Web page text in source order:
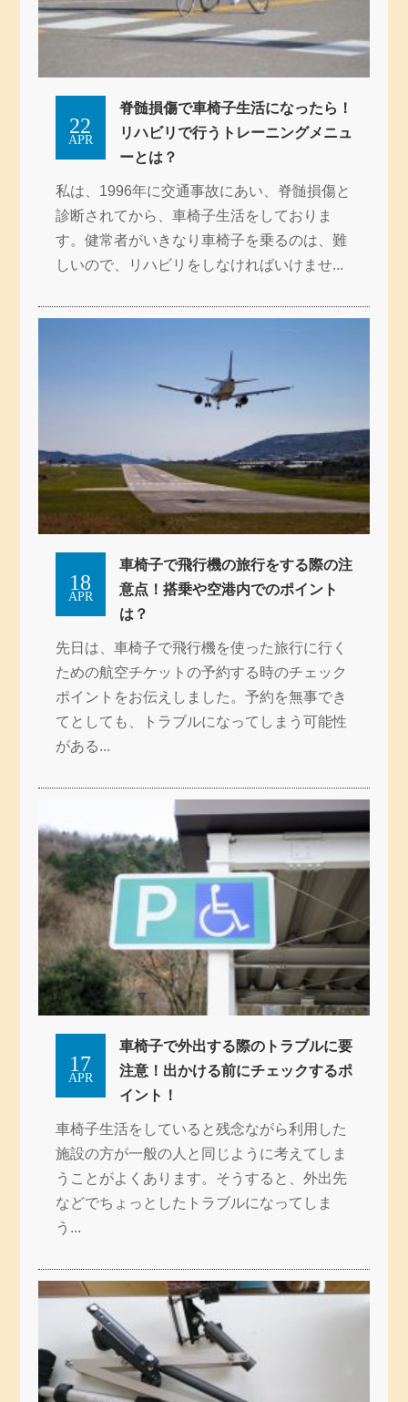
APR
22
脊髄損傷で車椅子生活になったら！
リハビリで行うトレーニングメニュ
ーとは？
私は、1996年に交通事故にあい、脊髄損傷と
診断されてから、車椅子生活をしておりま
す。健常者がいきなり車椅子を乗るのは、難
しいので、リハビリをしなければいけませ...
APR
18
車椅子で飛行機の旅行をする際の注
意点！搭乗や空港内でのポイント
は？
先日は、車椅子で飛行機を使った旅行に行く
ための航空チケットの予約する時のチェック
ポイントをお伝えしました。予約を無事でき
てとしても、トラブルになってしまう可能性
がある...
APR
17
車椅子で外出する際のトラブルに要
注意！出かける前にチェックするポ
イント！
車椅子生活をしていると残念ながら利用した
施設の方が一般の人と同じように考えてしま
うことがよくあります。そうすると、外出先
などでちょっとしたトラブルになってしま
う...